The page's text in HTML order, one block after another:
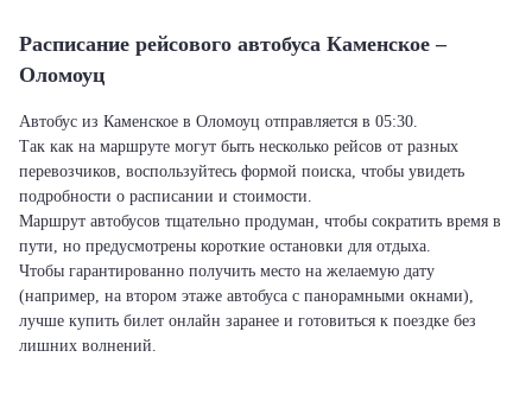
Расписание рейсового автобуса Каменское –
Оломоуц
Автобус из Каменское в Оломоуц отправляется в 05:30.
Так как на маршруте могут быть несколько рейсов от разных
перевозчиков, воспользуйтесь формой поиска, чтобы увидеть
подробности о расписании и стоимости.
Маршрут автобусов тщательно продуман, чтобы сократить время в
пути, но предусмотрены короткие остановки для отдыха.
Чтобы гарантированно получить место на желаемую дату
(например, на втором этаже автобуса с панорамными окнами),
лучше купить билет онлайн заранее и готовиться к поездке без
лишних волнений.